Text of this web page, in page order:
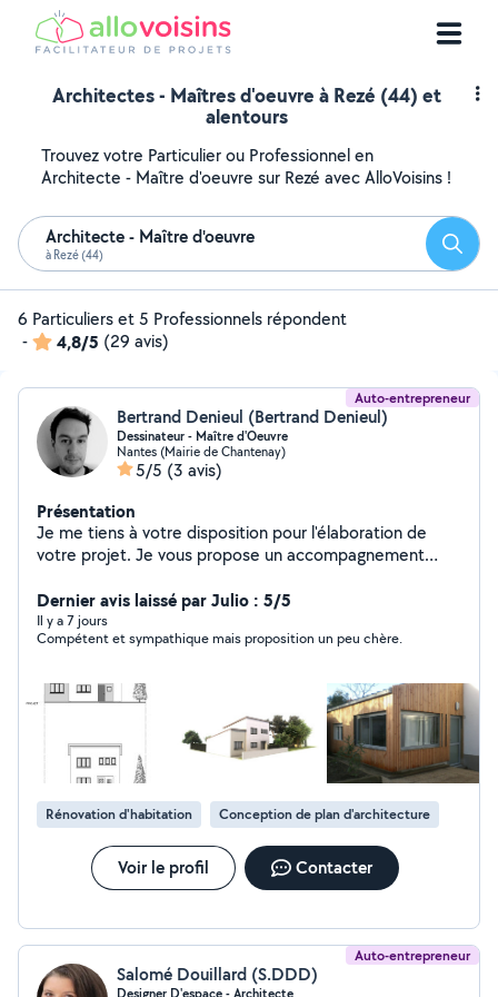
Architectes - Maîtres d'oeuvre à Rezé (44) et
alentours
Trouvez votre Particulier ou Professionnel en
Architecte - Maître d'oeuvre sur Rezé avec AlloVoisins !
Architecte - Maître d'oeuvre
à Rezé (44)
6 Particuliers et 5 Professionnels répondent
-
4,8/5 (29 avis)
Auto-entrepreneur
Bertrand Denieul (Bertrand Denieul)
Dessinateur - Maître d'Oeuvre
Nantes (Mairie de Chantenay)
5/5 (3 avis)
Présentation
Je me tiens à votre disposition pour l'élaboration de
votre projet. Je vous propose un accompagnement
construction : - Conception des plans - Déclaration
préalable ou Permis de construire - Consultation des
entreprises - Suivi de chantier Exemples de projets : -
Extension de maison - Conctruction garage/ abris de
jardin/ piscine...
Dernier avis laissé par Julio : 5/5
Il y a 7 jours
Compétent et sympathique mais proposition un peu chère.
Rénovation d'habitation Conception de plan d'architecture
Voir le profil Contacter
Auto-entrepreneur
Salomé Douillard (S.DDD)